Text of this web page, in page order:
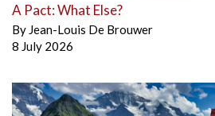
A Pact: What Else?
By Jean-Louis De Brouwer
8 July 2026